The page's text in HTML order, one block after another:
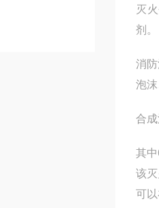
灭
剂。
消
泡
合
其
该
可